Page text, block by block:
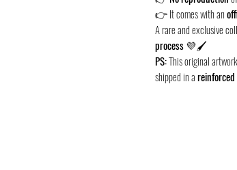
👉 It comes with an
A rare and exclusive
process💜🖌️
PS:This original
shipped in a